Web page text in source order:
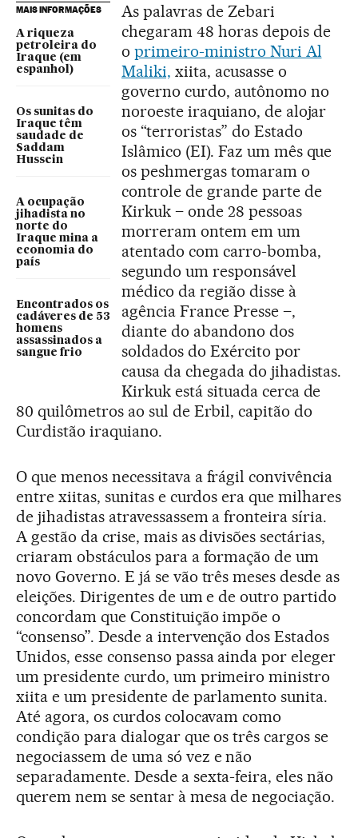
MAIS INFORMAÇÕES
A riqueza
petroleira do
Iraque (em
espanhol)
Os sunitas do
Iraque têm
saudade de
Saddam
Hussein
A ocupação
jihadista no
norte do
Iraque mina a
economia do
país
Encontrados os
cadáveres de 53
homens
assassinados a
sangue frio
As palavras de Zebari
chegaram 48 horas depois de
o primeiro-ministro Nuri Al
Maliki, xiita, acusasse o
governo curdo, autônomo no
noroeste iraquiano, de alojar
os “terroristas” do Estado
Islâmico (EI). Faz um mês que
os peshmergas tomaram o
controle de grande parte de
Kirkuk – onde 28 pessoas
morreram ontem em um
atentado com carro-bomba,
segundo um responsável
médico da região disse à
agência France Presse –,
diante do abandono dos
soldados do Exército por
causa da chegada do jihadistas.
Kirkuk está situada cerca de
80 quilômetros ao sul de Erbil, capitão do
Curdistão iraquiano.
O que menos necessitava a frágil convivência
entre xiitas, sunitas e curdos era que milhares
de jihadistas atravessassem a fronteira síria.
A gestão da crise, mais as divisões sectárias,
criaram obstáculos para a formação de um
novo Governo. E já se vão três meses desde as
eleições. Dirigentes de um e de outro partido
concordam que Constituição impõe o
“consenso”. Desde a intervenção dos Estados
Unidos, esse consenso passa ainda por eleger
um presidente curdo, um primeiro ministro
xiita e um presidente de parlamento sunita.
Até agora, os curdos colocavam como
condição para dialogar que os três cargos se
negociassem de uma só vez e não
separadamente. Desde a sexta-feira, eles não
querem nem se sentar à mesa de negociação.